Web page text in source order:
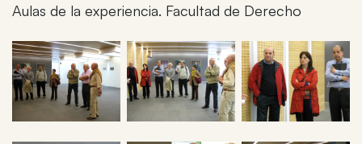
Aulas de la experiencia. Facultad de Derecho